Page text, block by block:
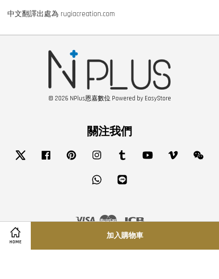
HOME
加入購物車
中文翻譯出處為 rugiacreation.com
© 2026 NPlus恩嘉數位 Powered by EasyStore
關注我們
Twitter Facebook Pinterest Instagram Tumblr YouTube Vimeo
Whatsapp
Visa Master
隱私政策